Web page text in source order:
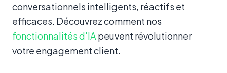
conversationnels intelligents, réactifs et
efficaces. Découvrez comment nos
fonctionnalités d'IA peuvent révolutionner
votre engagement client.